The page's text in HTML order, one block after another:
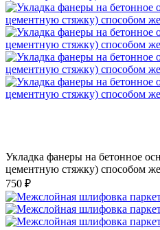
Укладка фанеры на бетонное
цементную стяжку) способом
750 ₽